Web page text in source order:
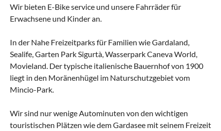
Wir bieten E-Bike service und unsere Fahrräder für
Erwachsene und Kinder an.
In der Nahe Freizeitparks für Familien wie Gardaland,
Sealife, Garten Park Sigurtà, Wasserpark Caneva World,
Movieland. Der typische italienische Bauernhof von 1900
liegt in den Moränenhügel im Naturschutzgebiet vom
Mincio-Park.
Wir sind nur wenige Autominuten von den wichtigen
touristischen Plätzen wie dem Gardasee mit seinem Freizeit